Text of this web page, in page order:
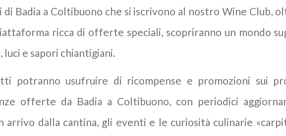
di Badia a Coltibuono che si iscrivono al nostro Wine Club,
ricca di offerte speciali, scopriranno un mondo
luci e sapori chiantigiani.
potranno usufruire di ricompense e promozioni sui
offerte da Badia a Coltibuono, con periodici
arrivo dalla cantina, gli eventi e le curiosità culinarie